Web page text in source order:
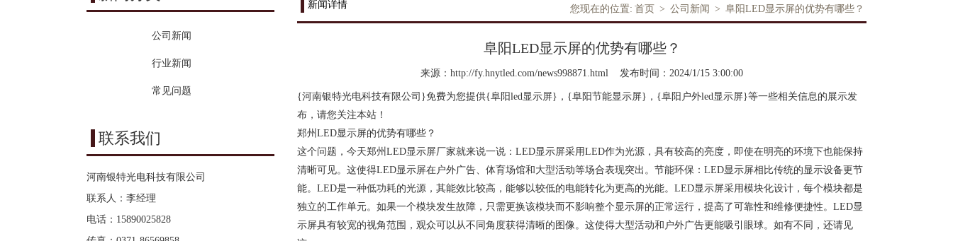
公司新闻
行业新闻
常见问题
联系我们
河南银特光电科技有限公司
联系人：李经理
电话：15890025828
新闻详情 您现在的位置: 首页 > 公司新闻 > 阜阳LED显示屏的优势有哪些？
阜阳LED显示屏的优势有哪些？
来源：http://fy.hnytled.com/news998871.html 发布时间：2024/1/15 3:00:00
{河南银特光电科技有限公司}免费为您提供{阜阳led显示屏} ，{阜阳节能显示屏}，{阜阳户外led显示屏}等一些相关信息的展示发
布，请您关注本站！
郑州LED显示屏的优势有哪些？
这个问题，今天郑州LED显示屏厂家就来说一说：LED显示屏采用LED作为光源，具有较高的亮度，即使在明亮的环境下也能保持
清晰可见。这使得LED显示屏在户外广告、体育场馆和大型活动等场合表现突出。节能环保：LED显示屏相比传统的显示设备更节
能。LED是一种低功耗的光源，其能效比较高，能够以较低的电能转化为更高的光能。LED显示屏采用模块化设计，每个模块都是
独立的工作单元。如果一个模块发生故障，只需更换该模块而不影响整个显示屏的正常运行，提高了可靠性和维修便捷性。LED显
示屏具有较宽的视角范围，观众可以从不同角度获得清晰的图像。这使得大型活动和户外广告更能吸引眼球。如有不同，还请见